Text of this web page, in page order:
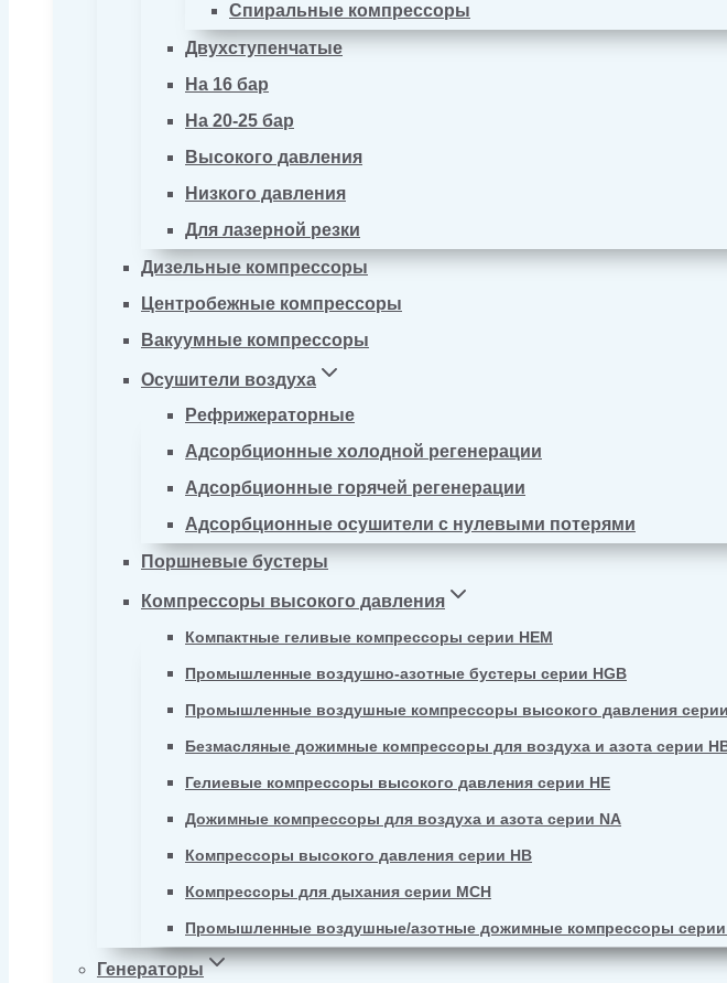
Спиральные компрессоры
Двухступенчатые
На 16 бар
На 20-25 бар
Высокого давления
Низкого давления
Для лазерной резки
Дизельные компрессоры
Центробежные компрессоры
Вакуумные компрессоры
Осушители воздуха
Рефрижераторные
Адсорбционные холодной регенерации
Адсорбционные горячей регенерации
Адсорбционные осушители с нулевыми потерями
Поршневые бустеры
Компрессоры высокого давления
Компактные геливые компрессоры серии HEM
Промышленные воздушно-азотные бустеры серии HGB
Промышленные воздушные компрессоры высокого давления
Безмасляные дожимные компрессоры для воздуха и азота серии
Гелиевые компрессоры высокого давления серии HE
Дожимные компрессоры для воздуха и азота серии NA
Компрессоры высокого давления серии HB
Компрессоры для дыхания серии MCH
Промышленные воздушные/азотные дожимные компрессоры серии
Генераторы